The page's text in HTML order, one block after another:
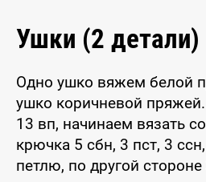
Ушки (2 детали)
Одно ушко вяжем белой
ушко коричневой
13 вп, начинаем вязать
крючка 5 сбн, 3 пст, 3
петлю, по другой